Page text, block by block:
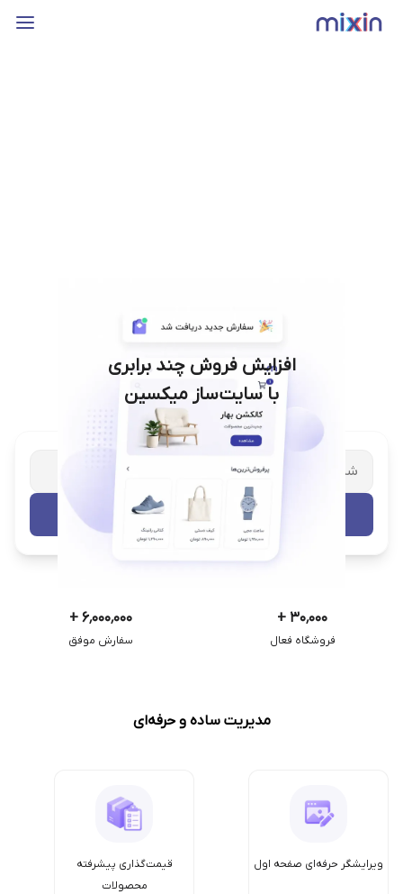
افزایش فروش چند برابری
با سایت‌ساز میکسین
شریک تجاری ترب با پشتیبانی اختصاصی
تست رایگان
۳۰٬۰۰۰ +
فروشگاه فعال
۶٬۰۰۰٬۰۰۰ +
سفارش موفق
مدیریت ساده و حرفه‌ای
ویرایشگر حرفه‌ای صفحه اول
قیمت‌گذاری پیشرفته
محصولات